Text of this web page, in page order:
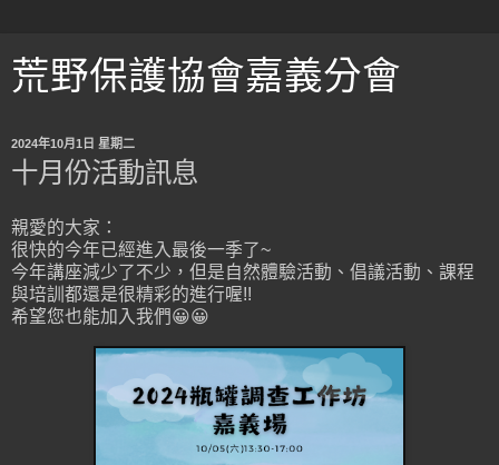
荒野保護協會嘉義分會
2024年10月1日 星期二
十月份活動訊息
親愛的大家：
很快的今年已經進入最後一季了~
今年講座減少了不少，但是自然體驗活動、倡議活動、課程
與培訓都還是很精彩的進行喔!!
希望您也能加入我們😀😀